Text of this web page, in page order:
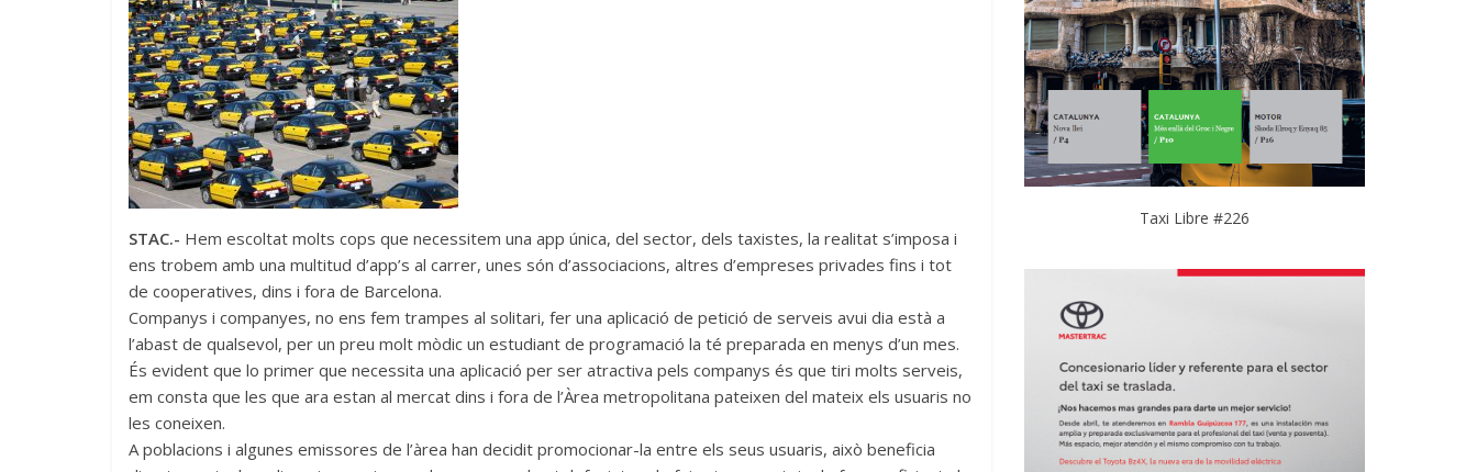
STAC.- Hem escoltat molts cops que necessitem una app única, del sector, dels taxistes, la realitat s’imposa i
ens trobem amb una multitud d’app’s al carrer, unes són d’associacions, altres d’empreses privades fins i tot
de cooperatives, dins i fora de Barcelona.
Companys i companyes, no ens fem trampes al solitari, fer una aplicació de petició de serveis avui dia està a
l’abast de qualsevol, per un preu molt mòdic un estudiant de programació la té preparada en menys d’un mes.
És evident que lo primer que necessita una aplicació per ser atractiva pels companys és que tiri molts serveis,
em consta que les que ara estan al mercat dins i fora de l’Àrea metropolitana pateixen del mateix els usuaris no
les coneixen.
A poblacions i algunes emissores de l’àrea han decidit promocionar-la entre els seus usuaris, això beneficia
Taxi Libre #226